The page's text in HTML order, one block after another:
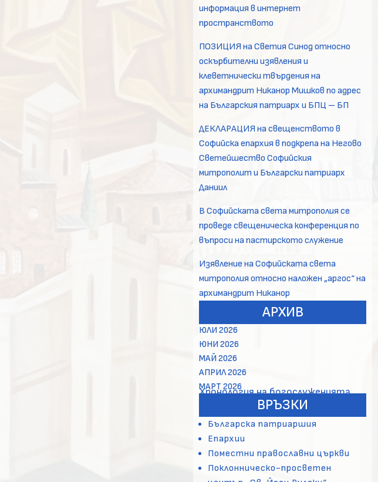
информация в интернет
пространството
ПОЗИЦИЯ на Светия Синод относно
оскърбителни изявления и
клеветнически твърдения на
архимандрит Никанор Мишков по адрес
на Българския патриарх и БПЦ – БП
ДЕКЛАРАЦИЯ на свещенството в
Софийска епархия в подкрепа на Негово
Светейшество Софийския
митрополит и Български патриарх
Даниил
В Софийската света митрополия се
проведе свещеническа конференция по
въпроси на пастирското служение
Изявление на Софийската света
митрополия относно наложен „аргос“ на
архимандрит Никанор
АРХИВ
ЮЛИ 2026
ЮНИ 2026
МАЙ 2026
АПРИЛ 2026
МАРТ 2026
Хронология на богослуженията
ВРЪЗКИ
Българска патриаршия
Епархии
Поместни православни църкви
Поклонническо-просветен